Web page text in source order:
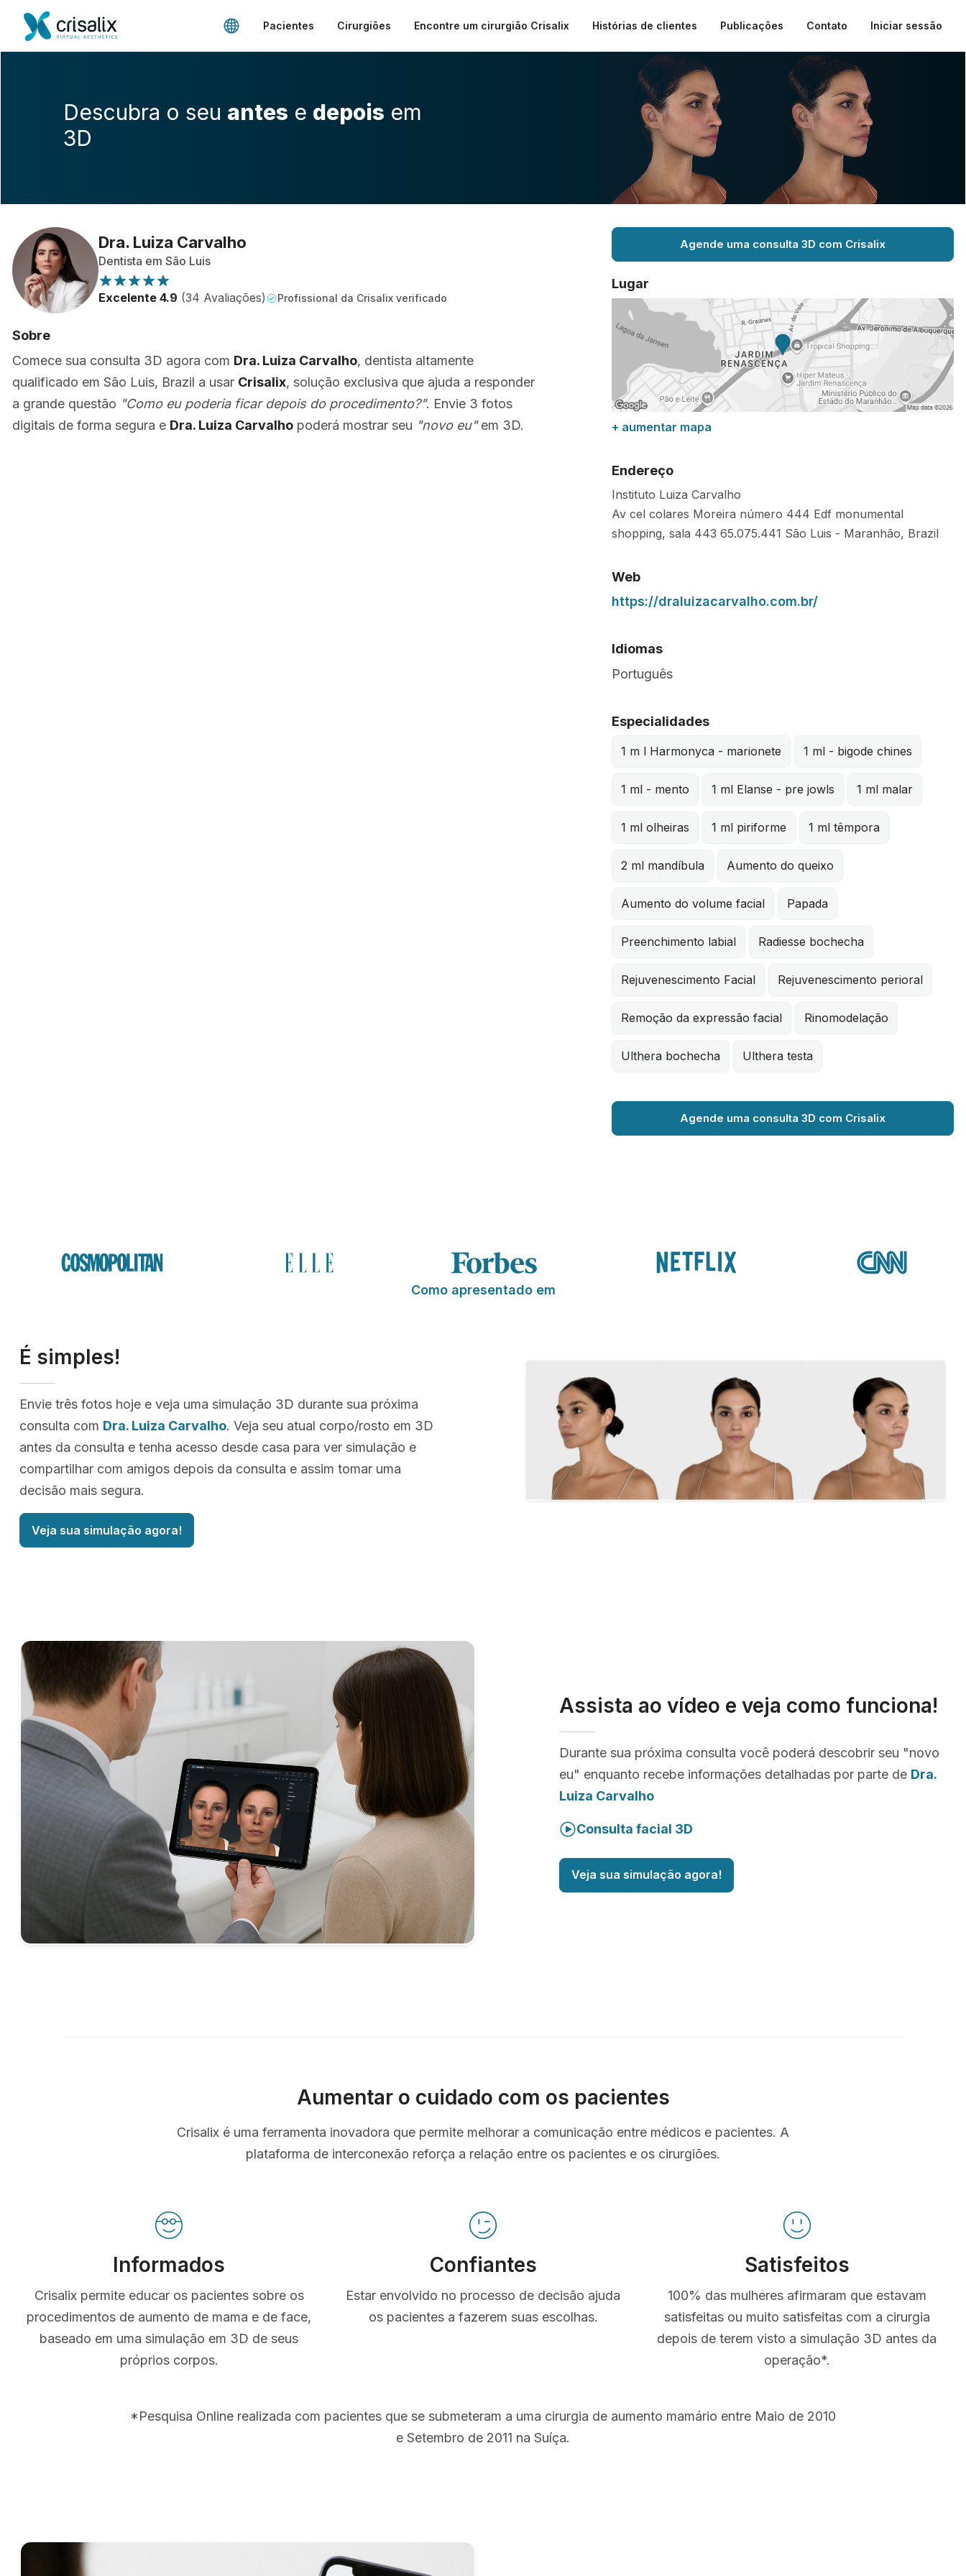
Pacientes Cirurgiões Encontre um cirurgião Crisalix Histórias de clientes Publicações Contato Iniciar sessão
Descubra o seu antes e depois em
3D
Dra. Luiza Carvalho
Dentista em São Luis
Excelente 4.9 (34 Avaliações) Profissional da Crisalix verificado
Sobre
Comece sua consulta 3D agora com Dra. Luiza Carvalho, dentista altamente
qualificado em São Luis, Brazil a usar Crisalix, solução exclusiva que ajuda a responder
a grande questão "Como eu poderia ficar depois do procedimento?". Envie 3 fotos
digitais de forma segura e Dra. Luiza Carvalho poderá mostrar seu "novo eu"em 3D.
Agende uma consulta 3D com Crisalix
Lugar
+ aumentar mapa
Endereço
Instituto Luiza Carvalho
Av cel colares Moreira número 444 Edf monumental
shopping, sala 443 65.075.441 São Luis - Maranhão, Brazil
Web
https://draluizacarvalho.com.br/
Idiomas
Português
Especialidades
1 m l Harmonyca - marionete 1 ml - bigode chines
1 ml - mento 1 ml Elanse - pre jowls 1 ml malar
1 ml olheiras 1 ml piriforme 1 ml têmpora
2 ml mandíbula Aumento do queixo
Aumento do volume facial Papada
Preenchimento labial Radiesse bochecha
Rejuvenescimento Facial Rejuvenescimento perioral
Remoção da expressão facial Rinomodelação
Ulthera bochecha Ulthera testa
Agende uma consulta 3D com Crisalix
Como apresentado em
É simples!
Envie três fotos hoje e veja uma simulação 3D durante sua próxima
consulta com Dra. Luiza Carvalho. Veja seu atual corpo/rosto em 3D
antes da consulta e tenha acesso desde casa para ver simulação e
compartilhar com amigos depois da consulta e assim tomar uma
decisão mais segura.
Veja sua simulação agora!
Assista ao vídeo e veja como funciona!
Durante sua próxima consulta você poderá descobrir seu "novo
eu" enquanto recebe informações detalhadas por parte de Dra.
Luiza Carvalho
Consulta facial 3D
Veja sua simulação agora!
Aumentar o cuidado com os pacientes
Crisalix é uma ferramenta inovadora que permite melhorar a comunicação entre médicos e pacientes. A
plataforma de interconexão reforça a relação entre os pacientes e os cirurgiões.
Informados
Crisalix permite educar os pacientes sobre os
procedimentos de aumento de mama e de face,
baseado em uma simulação em 3D de seus
próprios corpos.
Confiantes
Estar envolvido no processo de decisão ajuda
os pacientes a fazerem suas escolhas.
Satisfeitos
100% das mulheres afirmaram que estavam
satisfeitas ou muito satisfeitas com a cirurgia
depois de terem visto a simulação 3D antes da
operação*.
*Pesquisa Online realizada com pacientes que se submeteram a uma cirurgia de aumento mamário entre Maio de 2010
e Setembro de 2011 na Suíça.